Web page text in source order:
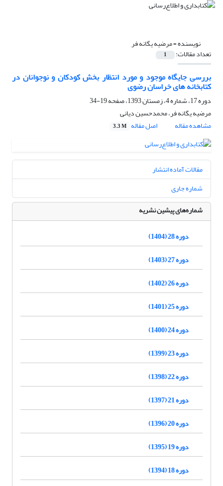
نویسنده =مرضیه یگانه فر
تعداد مقالات: 1
بررسی جایگاه موجود و مورد انتظار بخش کودکان و نوجوانان در
کتابخانه های خراسان رضوی
دوره 17، شماره 4، زمستان 1393، صفحه
19-34
مرضیه یگانه فر، محمدحسین دیانی
مشاهده مقاله
اصل مقاله 3.3 M
مقالات آماده انتشار
شماره جاری
شماره‌های پیشین نشریه
دوره 28 (1404)
دوره 27 (1403)
دوره 26 (1402)
دوره 25 (1401)
دوره 24 (1400)
دوره 23 (1399)
دوره 22 (1398)
دوره 21 (1397)
دوره 20 (1396)
دوره 19 (1395)
دوره 18 (1394)